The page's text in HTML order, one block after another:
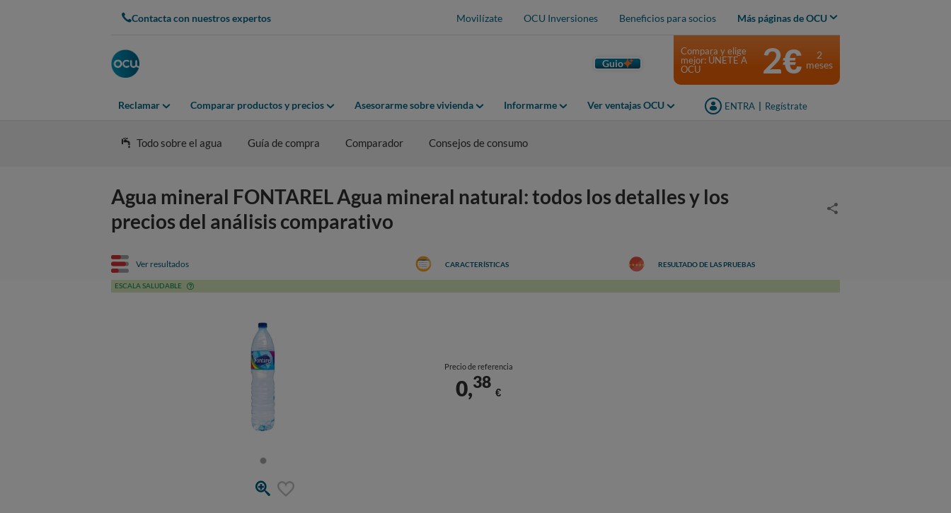
Contacta con nuestros expertos Movilízate OCU Inversiones Beneficios para socios Más páginas de OCU
Guio
Reclamar Comparar productos y precios Asesorarme sobre vivienda Informarme Ver ventajas OCU ENTRA Regístrate
Compara y elige
mejor: ÚNETE A
OCU
2€
2
meses
Todo sobre el agua Guía de compra Comparador Consejos de consumo
Agua mineral FONTAREL Agua mineral natural: todos los detalles y los
precios del análisis comparativo
Ver resultados
ESCALA SALUDABLE
CARACTERÍSTICAS RESULTADO DE LAS PRUEBAS
Precio de referencia
0,38
€